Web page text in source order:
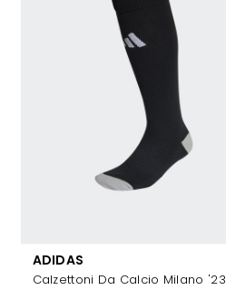
ADIDAS
Calzettoni Da Calcio Milano '23